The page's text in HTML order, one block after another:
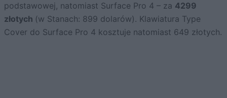
podstawowej, natomiast Surface Pro 4 – za 4299
złotych (w Stanach: 899 dolarów). Klawiatura Type
Cover do Surface Pro 4 kosztuje natomiast 649 złotych.